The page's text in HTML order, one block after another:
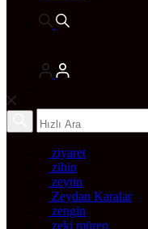
ziyaret
zihin
zeytin
Zeydan Karalar
zengin
zeki müren